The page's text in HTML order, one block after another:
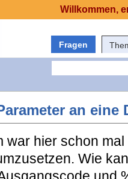
Fragen
an
war hier schon
Wie
Willkommen,